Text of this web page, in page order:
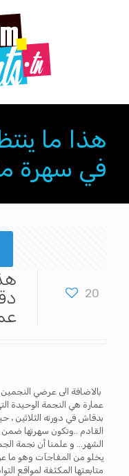
هذا ما
في سهرة
20
بالاضافة الى عرضي
عمارة هي النجمة الوحيدة
الشهر… و علمنا أن نجمة
يخلو من المفاجآت وهو ما
متابعتها المكثفة لمواقع